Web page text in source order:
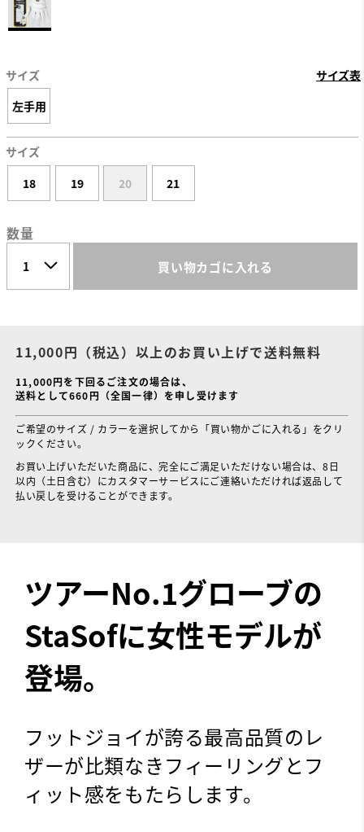
サイズ
サイズ表
左手用
サイズ
18
19 20 21
数量
買い物カゴに入れる
11,000円（税込）以上のお買い上げで送料無料
11,000円を下回るご注文の場合は、
送料として660円（全国一律）を申し受けます
ご希望のサイズ / カラーを選択してから「買い物かごに入れる」をクリ
ックください。
お買い上げいただいた商品に、完全にご満足いただけない場合は、8日
以内（土日含む）にカスタマーサービスにご連絡いただければ返品して
払い戻しを受けることができます。
ツアーNo.1グローブの
StaSofに女性モデルが
登場。
フットジョイが誇る最高品質のレ
ザーが比類なきフィーリングとフ
ィット感をもたらします。